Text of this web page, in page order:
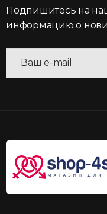
Подпишитесь на
информацию о